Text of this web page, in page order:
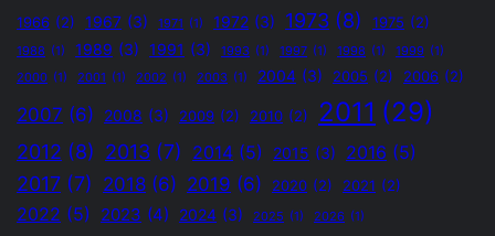
1966 (2) 1967 (3) 1971 (1) 1972 (3) 1973 (8) 1975 (2)
1988 (1) 1989 (3) 1991 (3) 1993 (1) 1997 (1) 1998 (1) 1999 (1)
2000 (1) 2001 (1) 2002 (1) 2003 (1) 2004 (3) 2005 (2) 2006 (2)
2007 (6) 2008 (3) 2009 (2) 2010 (2) 2011 (29)
2012 (8) 2013 (7) 2014 (5) 2015 (3) 2016 (5)
2017 (7) 2018 (6) 2019 (6) 2020 (2) 2021 (2)
2022 (5) 2023 (4) 2024 (3) 2025 (1) 2026 (1)